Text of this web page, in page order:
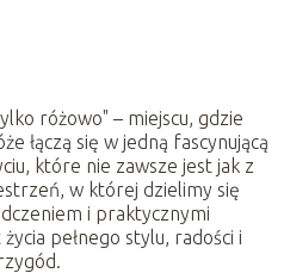
różowo" – miejscu, gdzie
łączą się w jedną fascynującą
które nie zawsze jest jak z
w której dzielimy się
i praktycznymi
pełnego stylu, radości i